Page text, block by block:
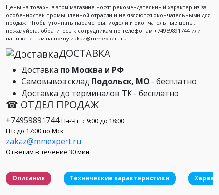
Цены на товары в этом магазине носят рекомендательный характер из-за
особенностей промышленной отрасли и не являются окончательными для
продаж. Чтобы уточнить параметры, модели и окончательные цены,
пожалуйста, обратитесь к сотрудникам по телефонам +74959891744 или
напишете нам на почту zakaz@mmexpert.ru
ДОСТАВКА
Доставка по Москва и РФ
Самовывоз склад Подольск, МО - бесплатно
Доставка до терминалов ТК - бесплатно
☎ ОТДЕЛ ПРОДАЖ
+74959891744 Пн-Чт: с 9:00 до 18:00
Пт: до 17:00 по Мск
zakaz@mmexpert.ru
Ответим в течение 30 мин.
Описание Технические характеристики